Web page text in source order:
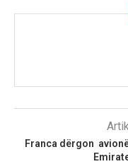
Franca dërgon